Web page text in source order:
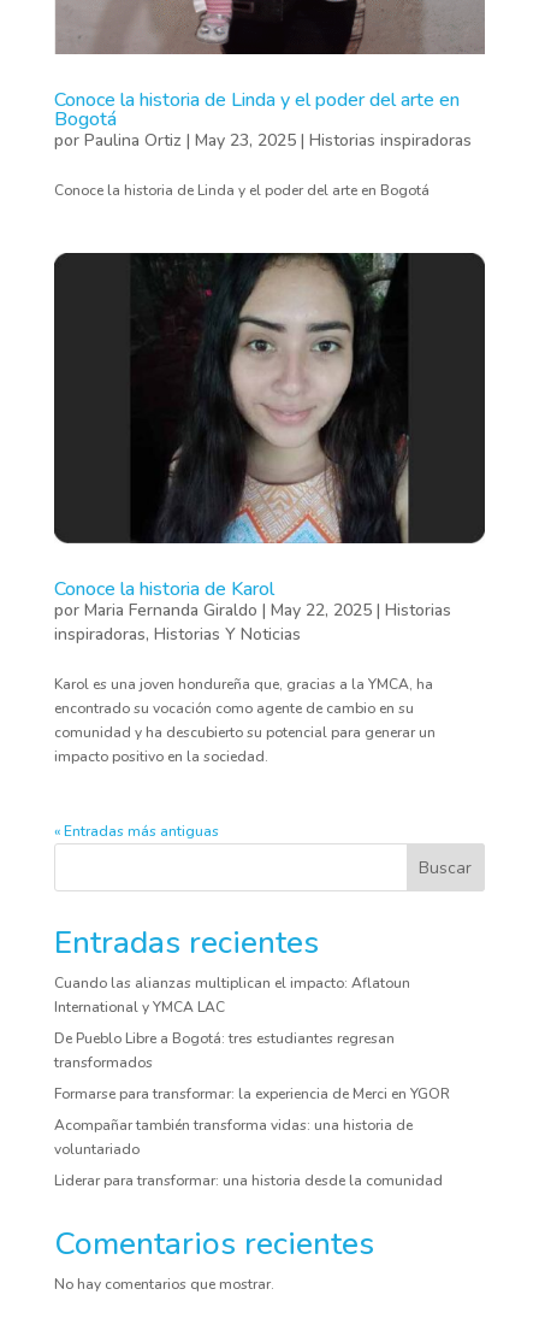
Conoce la historia de Linda y el poder del arte en
Bogotá
por Paulina Ortiz | May 23, 2025| Historias inspiradoras
Conoce la historia de Linda y el poder del arte en Bogotá
Conoce la historia de Karol
por Maria Fernanda Giraldo | May 22, 2025| Historias
inspiradoras, Historias Y Noticias
Karol es una joven hondureña que, gracias a la YMCA, ha
encontrado su vocación como agente de cambio en su
comunidad y ha descubierto su potencial para generar un
impacto positivo en la sociedad.
« Entradas más antiguas
Buscar
Entradas recientes
Cuando las alianzas multiplican el impacto: Aflatoun
International y YMCA LAC
De Pueblo Libre a Bogotá: tres estudiantes regresan
transformados
Formarse para transformar: la experiencia de Merci en YGOR
Acompañar también transforma vidas: una historia de
voluntariado
Liderar para transformar: una historia desde la comunidad
Comentarios recientes
No hay comentarios que mostrar.